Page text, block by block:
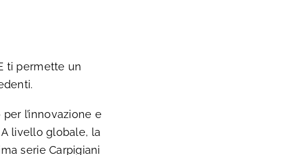
ti permette un
l’innovazione e
livello globale, la
serie Carpigiani